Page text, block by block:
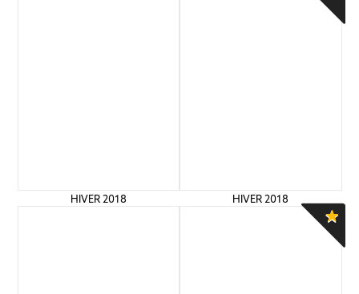
HIVER 2018 HIVER 2018